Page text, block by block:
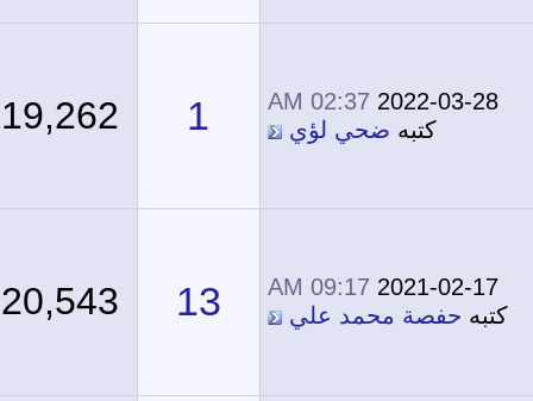
2022-03-28
02:37 AM
كتبهضحي لؤي 1
19,262
2021-02-17
09:17 AM
كتبهحفصة محمد علي 13
20,543